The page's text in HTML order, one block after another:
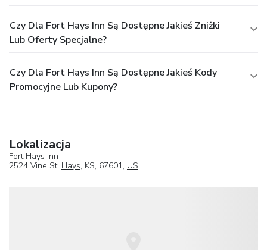
Czy Dla Fort Hays Inn Są Dostępne Jakieś Zniżki
Lub Oferty Specjalne?
Czy Dla Fort Hays Inn Są Dostępne Jakieś Kody
Promocyjne Lub Kupony?
Lokalizacja
Fort Hays Inn
2524 Vine St, Hays, KS, 67601, US